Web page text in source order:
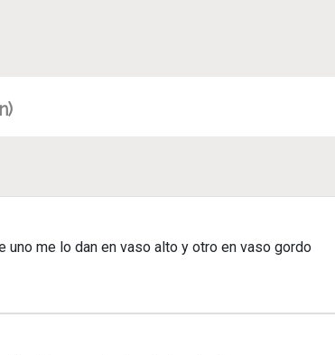
uno me lo dan en vaso alto y otro en vaso gordo